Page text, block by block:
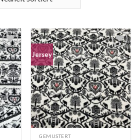
Jersey
GEMUSTERT